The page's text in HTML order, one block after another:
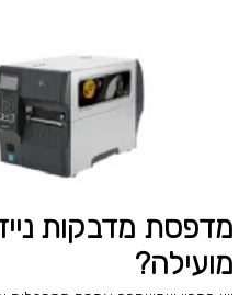
מדפסת מדבקות
מועילה?